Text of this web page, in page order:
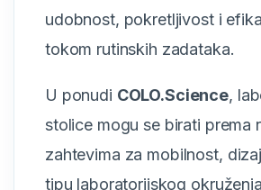
udobnost, pokretljivost i
tokom rutinskih zadataka.
U ponudi COLO.Science,
stolice mogu se birati prema
zahtevima za mobilnost,
tipu laboratorijskog